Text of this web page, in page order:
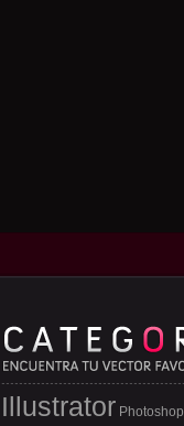
Illustrator Photoshop